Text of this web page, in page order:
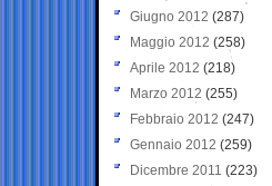
Giugno 2012 (287)
Maggio 2012 (258)
Aprile 2012 (218)
Marzo 2012 (255)
Febbraio 2012 (247)
Gennaio 2012 (259)
Dicembre 2011 (223)